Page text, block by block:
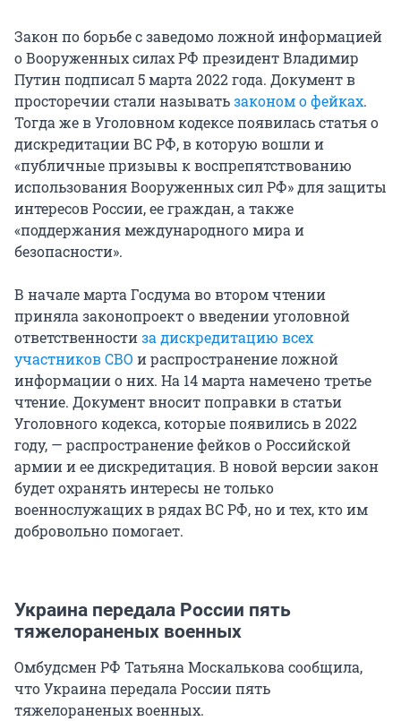
Закон по борьбе с заведомо ложной информацией
о Вооруженных силах РФ президент Владимир
Путин подписал 5 марта 2022 года. Документ в
просторечии стали называтьзаконом о фейках.
Тогда же в Уголовном кодексе появилась статья о
дискредитации ВС РФ, в которую вошли и
«публичные призывы к воспрепятствованию
использования Вооруженных сил РФ» для защиты
интересов России, ее граждан, а также
«поддержания международного мира и
безопасности».
В начале марта Госдума во втором чтении
приняла законопроект о введении уголовной
ответственностиза дискредитацию всех
участников СВО и распространение ложной
информации о них. На 14 марта намечено третье
чтение. Документ вносит поправки в статьи
Уголовного кодекса, которые появились в 2022
году, — распространение фейков о Российской
армии и ее дискредитация. В новой версии закон
будет охранять интересы не только
военнослужащих в рядах ВС РФ, но и тех, кто им
добровольно помогает.
Украина передала России пять
тяжелораненых военных
Омбудсмен РФ Татьяна Москалькова сообщила,
что Украина передала России пять
тяжелораненых военных.